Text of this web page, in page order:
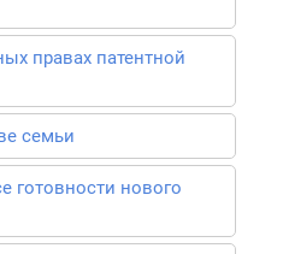
правах патентной
семьи
готовности нового